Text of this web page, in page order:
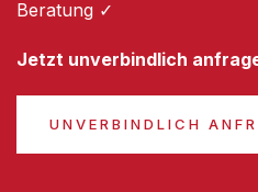
Beratung ✓
Jetzt unverbindlich
UNVERBINDLICH